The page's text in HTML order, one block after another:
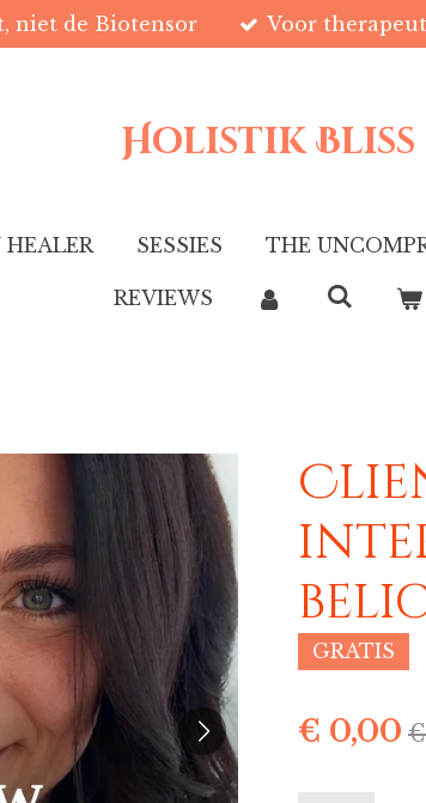
niet de Biotensor Voor
Holistik Bliss
SESSIES THE
REVIEWS
GRATIS
€ 0,00